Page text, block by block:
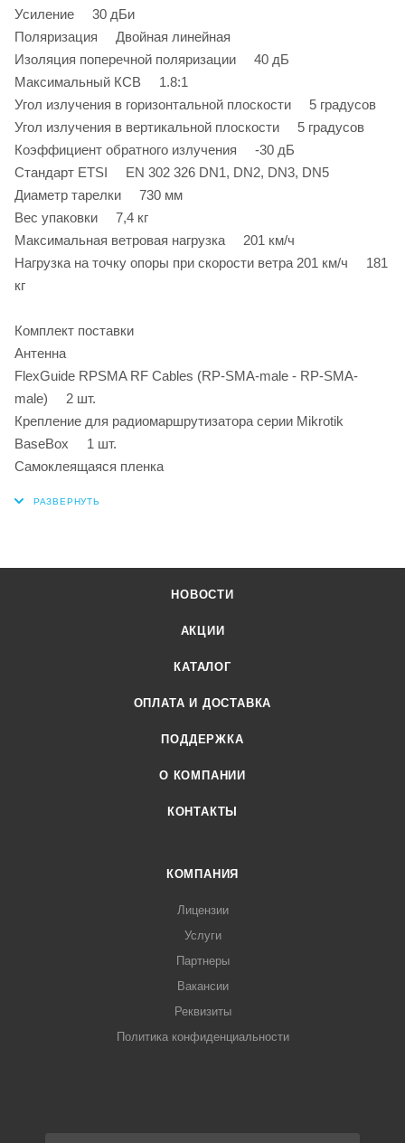
Усиление 30 дБи
Поляризация Двойная линейная
Изоляция поперечной поляризации 40 дБ
Максимальный КСВ 1.8:1
Угол излучения в горизонтальной плоскости 5 градусов
Угол излучения в вертикальной плоскости 5 градусов
Коэффициент обратного излучения -30 дБ
Стандарт ETSI EN 302 326 DN1, DN2, DN3, DN5
Диаметр тарелки 730 мм
Вес упаковки 7,4 кг
Максимальная ветровая нагрузка 201 км/ч
Нагрузка на точку опоры при скорости ветра 201 км/ч 181
кг
Комплект поставки
Антенна
FlexGuide RPSMA RF Cables (RP-SMA-male - RP-SMA-
male) 2 шт.
Крепление для радиомаршрутизатора серии Mikrotik
BaseBox 1 шт.
Самоклеящаяся пленка
НОВОСТИ
АКЦИИ
КАТАЛОГ
ОПЛАТА И ДОСТАВКА
ПОДДЕРЖКА
О КОМПАНИИ
КОНТАКТЫ
КОМПАНИЯ
Лицензии
Услуги
Партнеры
Вакансии
Реквизиты
Политика конфиденциальности